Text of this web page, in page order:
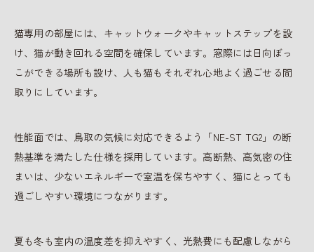
猫専用の部屋には、キャットウォークやキャットステップを設
け、猫が動き回れる空間を確保しています。窓際には日向ぼっ
こができる場所も設け、人も猫もそれぞれ心地よく過ごせる間
取りにしています。
性能面では、鳥取の気候に対応できるよう「NE-ST TG2」の断
熱基準を満たした仕様を採用しています。高断熱、高気密の住
まいは、少ないエネルギーで室温を保ちやすく、猫にとっても
過ごしやすい環境につながります。
夏も冬も室内の温度差を抑えやすく、光熱費にも配慮しながら